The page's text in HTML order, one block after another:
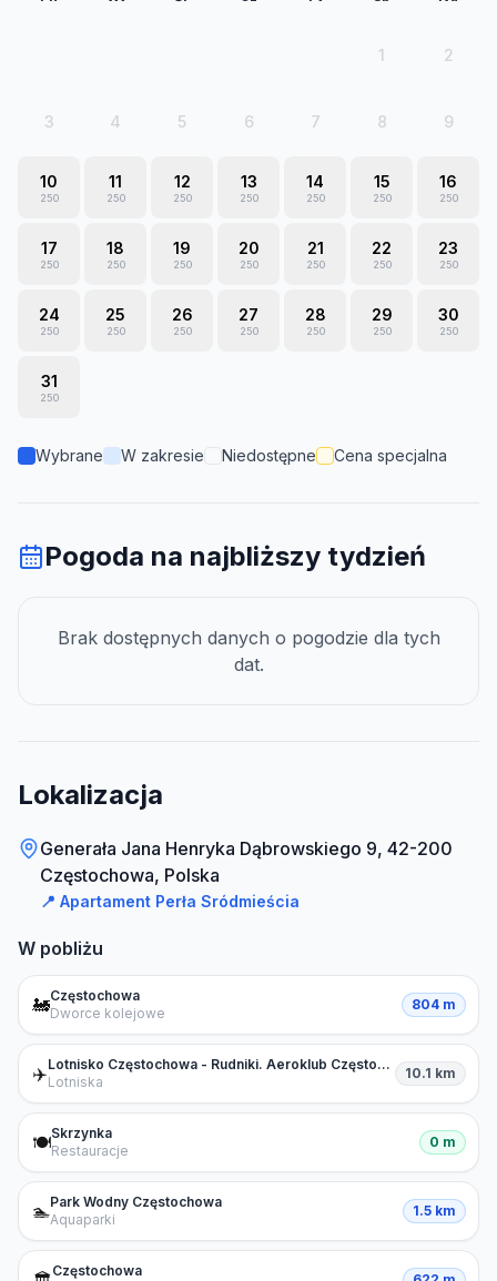
1 2
3 4 5 6 7 8 9
10
250
11
250
12
250
13
250
14
250
15
250
16
250
17
250
18
250
19
250
20
250
21
250
22
250
23
250
24
250
25
250
26
250
27
250
28
250
29
250
30
250
31
250
Wybrane W zakresie Niedostępne Cena specjalna
Pogoda na najbliższy tydzień
Brak dostępnych danych o pogodzie dla tych
dat.
Lokalizacja
Generała Jana Henryka Dąbrowskiego 9, 42-200
Częstochowa, Polska
📍 Apartament Perła Sródmieścia
W pobliżu
🚂Częstochowa
Dworce kolejowe
804 m
✈️
Lotnisko Częstochowa - Rudniki. Aeroklub Częstochowski - loty widokowe i szkolenia lotnicze
Lotniska
10.1 km
🍽️Skrzynka
Restauracje
0 m
🏊Park Wodny Częstochowa
Aquaparki
1.5 km
Częstochowa